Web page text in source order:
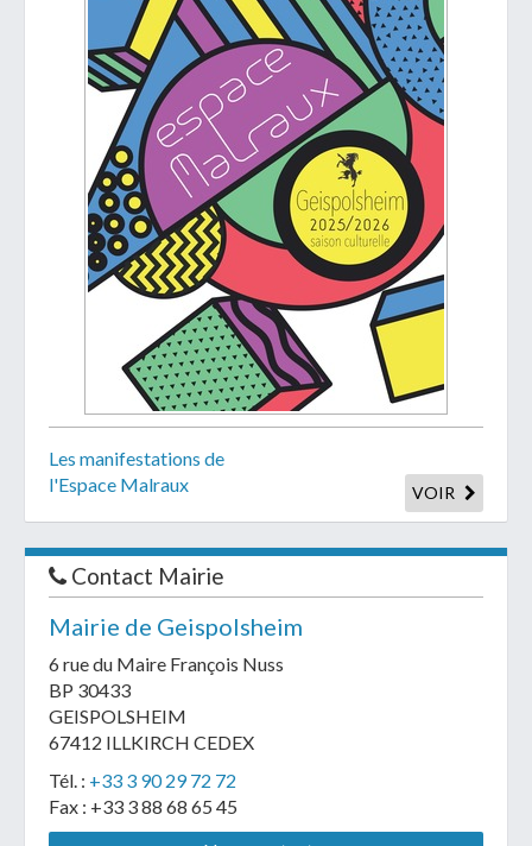
Les manifestations de
l'Espace Malraux
VOIR
Contact Mairie
Mairie de Geispolsheim
6 rue du Maire François Nuss
BP 30433
GEISPOLSHEIM
67412 ILLKIRCH CEDEX
Tél. : +33 3 90 29 72 72
Fax : +33 3 88 68 65 45